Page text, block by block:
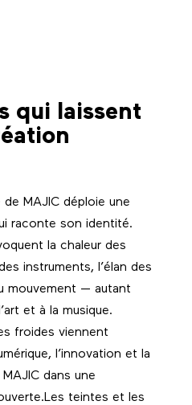
qui laissent
MAJIC déploie une
raconte son identité.
la chaleur des
instruments, l’élan des
mouvement — autant
et à la musique.
froides viennent
l’innovation et la
dans une
teintes et les